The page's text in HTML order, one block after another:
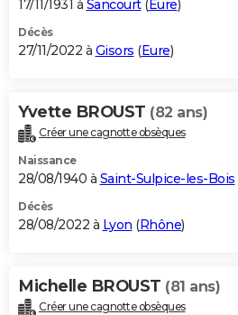
17/11/1931 à Sancourt( Eure)
Décès
27/11/2022 à Gisors (Eure)
Yvette BROUST (82 ans)
Créer une cagnotte obsèques
Naissance
28/08/1940 à Saint-Sulpice-les-Bois
Décès
28/08/2022 à Lyon (Rhône)
Michelle BROUST (81 ans)
Créer une cagnotte obsèques